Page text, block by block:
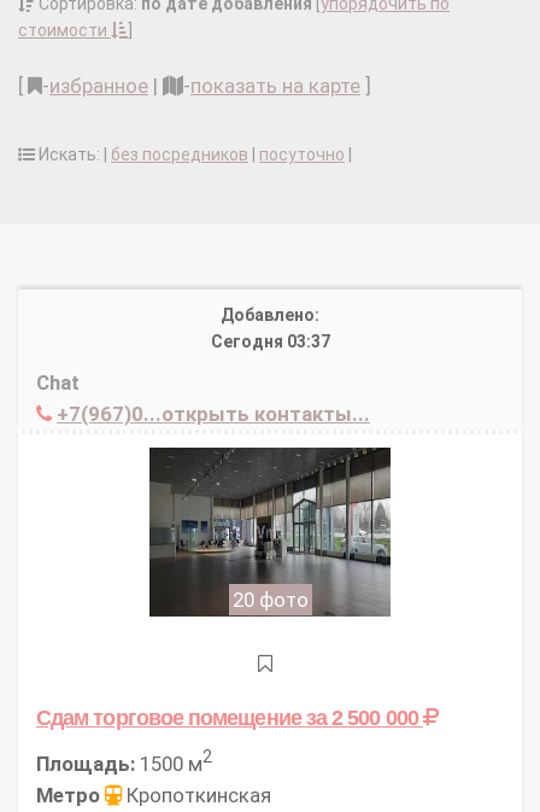
Сортировка: по дате добавления упорядочить по
стоимости
-избранное | -показать на карте
Искать: | без посредников посуточно
Добавлено:
Сегодня 03:37
Chat
+7(967)0...открыть контакты...
20 фото
Сдам торговое помещениеза 2 500 000
Площадь: 1500 м2
Метро
Кропоткинская